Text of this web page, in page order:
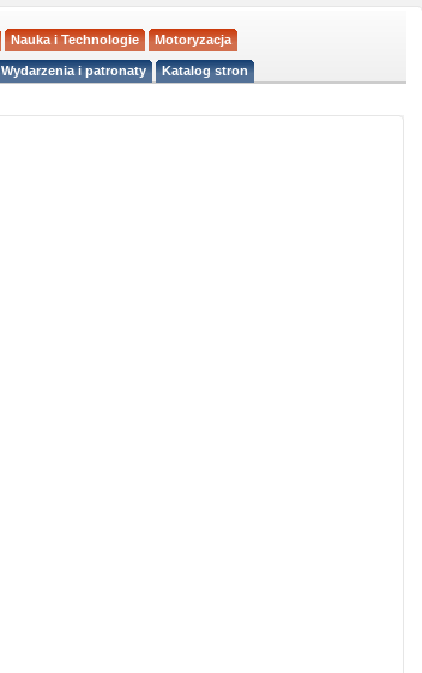
Nauka i Technologie Motoryzacja
Wydarzenia i patronaty Katalog stron